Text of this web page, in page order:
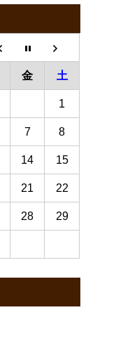
金 土
1
7 8
14 15
21 22
28 29